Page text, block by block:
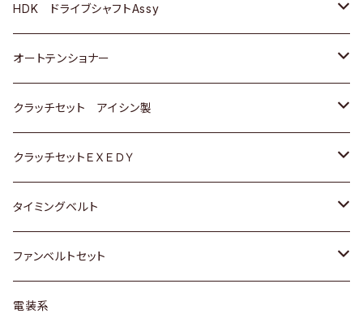
ＢＥＮＺ
スバル
三菱
スバル
マツダ
三菱
スバル
マツダ
三菱
スバル
日産
いすゞ
ダイハツ
マツダ
三菱
スバル
日野
ＢＭＷ
GOLF
ＷＡＧＥＮ
アストロ（シボレー）
クライスラー
ＢＭＷ
ＷＡＧＥＮ
ＶＯＬＶＯ
トヨタ
ホンダ
スズキ
日産
ダイハツ
マツダ
三菱
HDK ドライブシャフトAssy
スズキ
ダイハツ
日産
ホンダ
マツダ
オートテンショナー
トヨタ
クラッチセット アイシン製
ホンダ
スズキ
ダイハツ
マツダ
クラッチセットＥＸＥＤＹ
ホンダ
スズキ
日産
タイミングベルト
トヨタ
スズキ
ファンベルトセット
トヨタ
電装系